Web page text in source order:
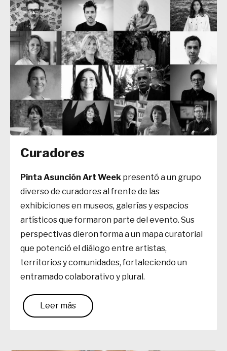
Curadores
Pinta Asunción Art Week presentó a un grupo
diverso de curadores al frente de las
exhibiciones en museos, galerías y espacios
artísticos que formaron parte del evento. Sus
perspectivas dieron forma a un mapa curatorial
que potenció el diálogo entre artistas,
territorios y comunidades, fortaleciendo un
entramado colaborativo y plural.
Leer más